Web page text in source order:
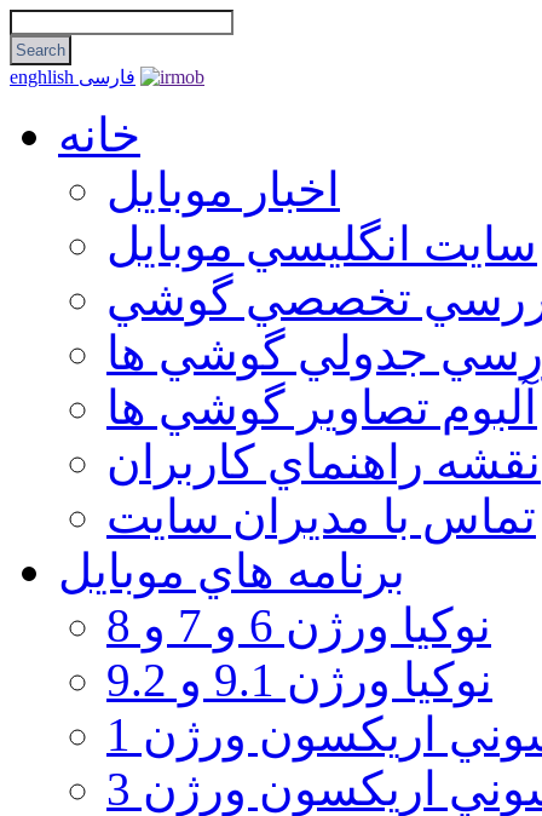
enghlish فارسی
خانه
اخبار موبایل
سايت انگليسي موبايل
تخصصي گوشي
جدولي گوشي ها
آلبوم تصاوير گوشي ها
نقشه راهنماي كاربران
تماس با مديران سايت
برنامه هاي موبايل
نوکیا ورژن 6 و 7 و 8
نوکیا ورژن 9.1 و 9.2
اريكسون ورژن 1
اريكسون ورژن 3